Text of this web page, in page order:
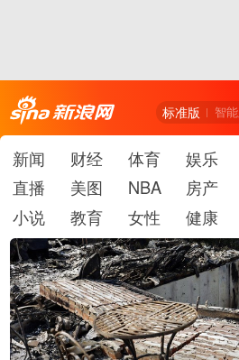
标准版 智
新闻 财经 体育 娱乐
直播
美图 NBA 房产
小说
教育 女性 健康